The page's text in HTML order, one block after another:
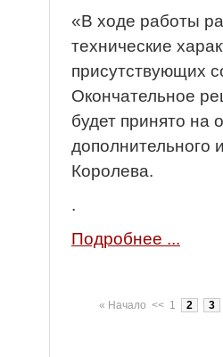
«В ходе работы
технические
присутствующих
Окончательное
будет принято на
дополнительного
Королева.
.
Подробнее ...
« Начало << 1 2 3